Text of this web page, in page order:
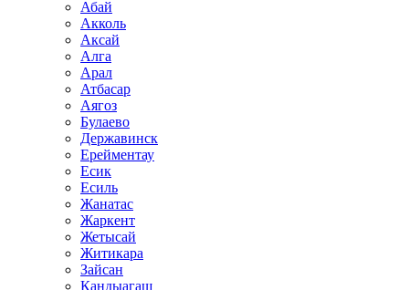
Абай
Акколь
Аксай
Алга
Арал
Атбасар
Аягоз
Булаево
Державинск
Ерейментау
Есик
Есиль
Жанатас
Жаркент
Жетысай
Житикара
Зайсан
Кандыагаш